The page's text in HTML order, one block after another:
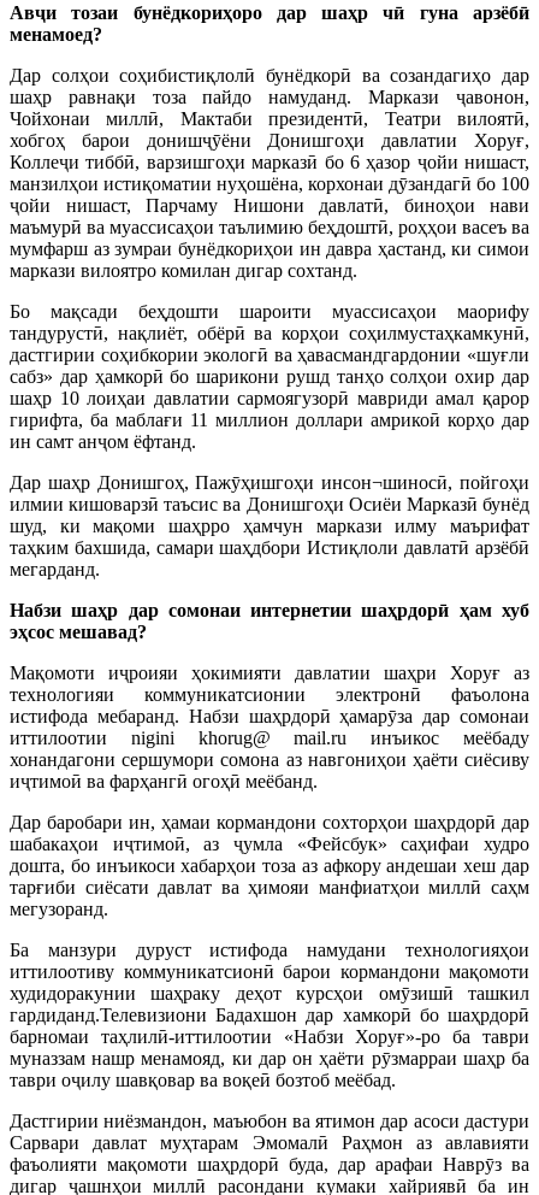
Авҷи тозаи бунёдкориҳоро дар шаҳр чӣ гуна арзёбӣ
менамоед?
Дар солҳои соҳибистиқлолӣ бунёдкорӣ ва созандагиҳо дар
шаҳр равнақи тоза пайдо намуданд. Маркази ҷавонон,
Чойхонаи миллӣ, Мактаби президентӣ, Театри вилоятӣ,
хобгоҳ барои донишҷӯёни Донишгоҳи давлатии Хоруғ,
Коллеҷи тиббӣ, варзишгоҳи марказӣ бо 6 ҳазор ҷойи нишаст,
манзилҳои истиқоматии нуҳошёна, корхонаи дӯзандагӣ бо 100
ҷойи нишаст, Парчаму Нишони давлатӣ, биноҳои нави
маъмурӣ ва муассисаҳои таълимию беҳдоштӣ, роҳҳои васеъ ва
мумфарш аз зумраи бунёдкориҳои ин давра ҳастанд, ки симои
маркази вилоятро комилан дигар сохтанд.
Бо мақсади беҳдошти шароити муассисаҳои маорифу
тандурустӣ, нақлиёт, обёрӣ ва корҳои соҳилмустаҳкамкунӣ,
дастгирии соҳибкории экологӣ ва ҳавасмандгардонии «шуғли
сабз» дар ҳамкорӣ бо шарикони рушд танҳо солҳои охир дар
шаҳр 10 лоиҳаи давлатии сармоягузорӣ мавриди амал қарор
гирифта, ба маблағи 11 миллион доллари амрикоӣ корҳо дар
ин самт анҷом ёфтанд.
Дар шаҳр Донишгоҳ, Пажӯҳишгоҳи инсон¬шиносӣ, пойгоҳи
илмии кишоварзӣ таъсис ва Донишгоҳи Осиёи Марказӣ бунёд
шуд, ки мақоми шаҳрро ҳамчун маркази илму маърифат
таҳким бахшида, самари шаҳдбори Истиқлоли давлатӣ арзёбӣ
мегарданд.
Набзи шаҳр дар сомонаи интернетии шаҳрдорӣ ҳам хуб
эҳсос мешавад?
Мақомоти иҷроияи ҳокимияти давлатии шаҳри Хоруғ аз
технологияи коммуникатсионии электронӣ фаъолона
истифода мебаранд. Набзи шаҳрдорӣ ҳамарӯза дар сомонаи
иттилоотии nigini khorug@ mail.ru инъикос меёбаду
хонандагони сершумори сомона аз навгониҳои ҳаёти сиёсиву
иҷтимоӣ ва фарҳангӣ огоҳӣ меёбанд.
Дар баробари ин, ҳамаи кормандони сохторҳои шаҳрдорӣ дар
шабакаҳои иҷтимоӣ, аз ҷумла «Фейсбук» саҳифаи худро
дошта, бо инъикоси хабарҳои тоза аз афкору андешаи хеш дар
тарғиби сиёсати давлат ва ҳимояи манфиатҳои миллӣ саҳм
мегузоранд.
Ба манзури дуруст истифода намудани технологияҳои
иттилоотиву коммуникатсионӣ барои кормандони мақомоти
худидоракунии шаҳраку деҳот курсҳои омӯзишӣ ташкил
гардиданд.Телевизиони Бадахшон дар хамкорӣ бо шаҳрдорӣ
барномаи таҳлилӣ-иттилоотии «Набзи Хоруғ»-ро ба таври
муназзам нашр менамояд, ки дар он ҳаёти рӯзмарраи шаҳр ба
таври оҷилу шавқовар ва воқеӣ бозтоб меёбад.
Дастгирии ниёзмандон, маъюбон ва ятимон дар асоси дастури
Сарвари давлат муҳтарам Эмомалӣ Раҳмон аз авлавияти
фаъолияти мақомоти шаҳрдорӣ буда, дар арафаи Наврӯз ва
дигар ҷашнҳои миллӣ расондани кумаки хайриявӣ ба ин